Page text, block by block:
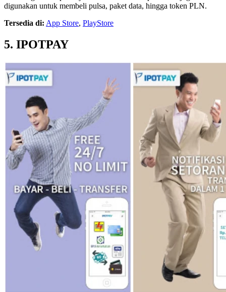
digunakan untuk membeli pulsa, paket data, hingga token PLN.
Tersedia di: App Store, PlayStore
5. IPOTPAY